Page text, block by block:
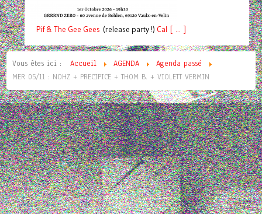
Pif& The Gee Gees (release party !) Cal [ ... ]
Vous êtes ici : Accueil AGENDA
Agenda passé
MER 05/11 : NOHZ + PRECIPICE + THOM B. + VIOLETT VERMIN